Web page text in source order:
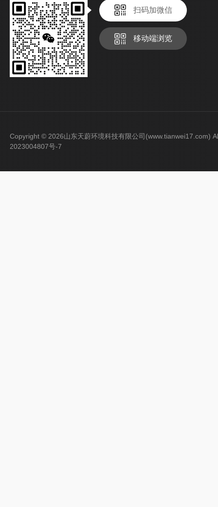
扫码加微信
移动端浏览
Copyright © 2026山东天蔚环境科技有限公司(www.tianwei17.com)
2023004807号-7